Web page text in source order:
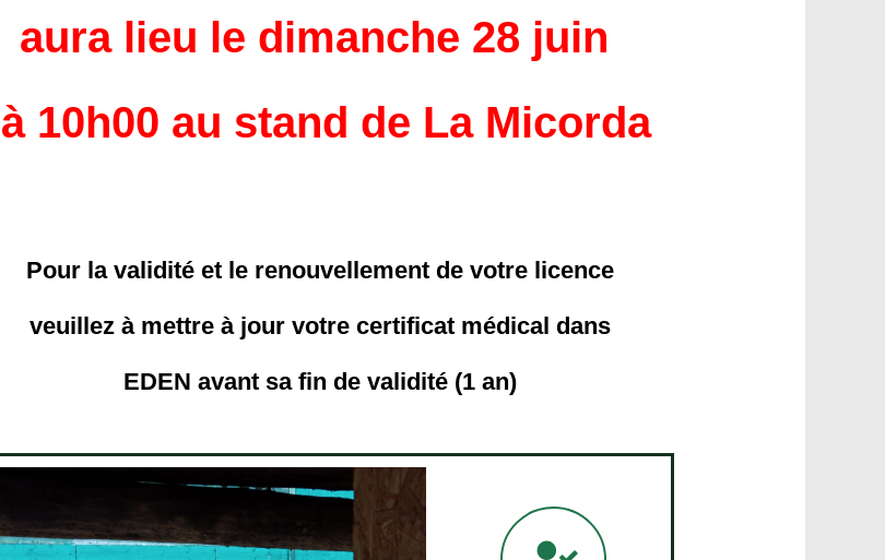
aura lieu le dimanche 28 juin
à 10h00 au stand de La Micorda
Pour la validité et le renouvellement de votre licence
veuillez à mettre à jour votre certificat médical dans
EDEN avant sa fin de validité (1 an)